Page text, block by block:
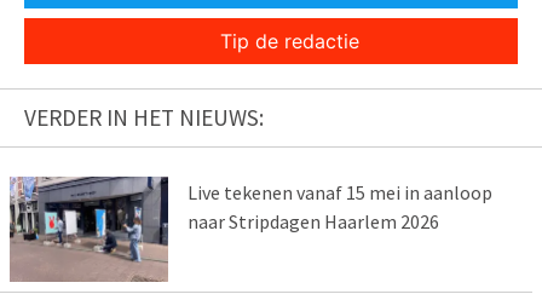
Tip de redactie
VERDER IN HET NIEUWS:
Live tekenen vanaf 15 mei in aanloop
naar Stripdagen Haarlem 2026